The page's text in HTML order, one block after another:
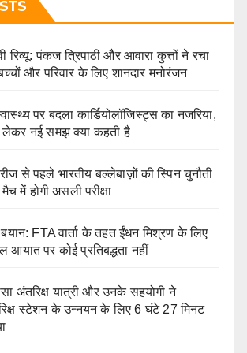
रिव्यू: पंकज त्रिपाठी और आवारा कुत्तों ने रचा
और परिवार के लिए शानदार मनोरंजन
पर बदला कार्डियोलॉजिस्ट्स का नजरिया,
लेकर नई समझ क्या कहती है
से पहले भारतीय बल्लेबाज़ों की स्पिन चुनौती
में होगी असली परीक्षा
FTA वार्ता के तहत ईंधन मिश्रण के लिए
आयात पर कोई प्रतिबद्धता नहीं
अंतरिक्ष यात्री और उनके सहयोगी ने
स्टेशन के उन्नयन के लिए 6 घंटे 27 मिनट